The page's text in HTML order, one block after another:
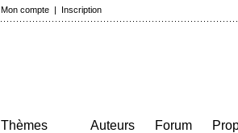
Mon compte | Inscription
Thèmes
Auteurs
Forum